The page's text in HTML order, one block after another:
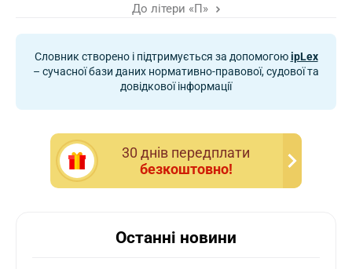
До літери «П»
Словник створено і підтримується за допомогоюipLex
– сучасної бази даних нормативно-правової, судової та
довідкової інформації
30 днiв передплати
безкоштовно!
Останні новини